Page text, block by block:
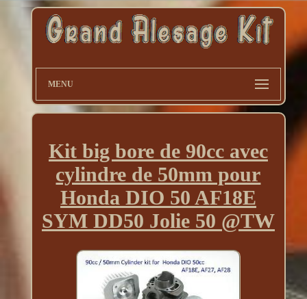
MENU
Kit big bore de 90cc avec
cylindre de 50mm pour
Honda DIO 50 AF18E
SYM DD50 Jolie 50 @TW